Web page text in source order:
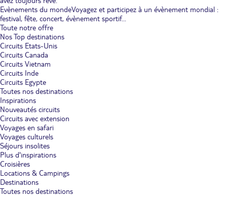
Evènements du mondeVoyagez et participez à un évènement mondial :
festival, fête, concert, évènement sportif...
Toute notre offre
Nos Top destinations
Circuits Etats-Unis
Circuits Canada
Circuits Vietnam
Circuits Inde
Circuits Egypte
Toutes nos destinations
Inspirations
Nouveautés circuits
Circuits avec extension
Voyages en safari
Voyages culturels
Séjours insolites
Plus d'inspirations
Croisières
Locations & Campings
Destinations
Toutes nos destinations